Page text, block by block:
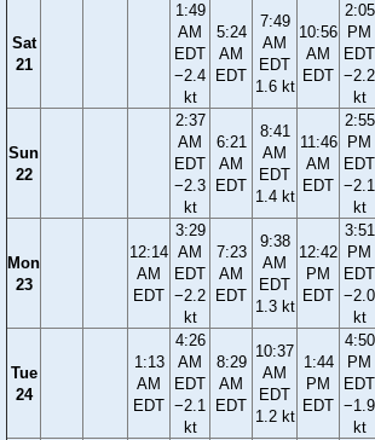
Sat
21
1:49
AM
EDT
−2.4
kt
5:24
AM
EDT
7:49
AM
EDT
1.6 kt
10:56
AM
EDT
2:05
PM
EDT
−2.2
kt
Sun
22
2:37
AM
EDT
−2.3
kt
6:21
AM
EDT
8:41
AM
EDT
1.4 kt
11:46
AM
EDT
2:55
PM
EDT
−2.1
kt
Mon
23
12:14
AM
EDT
3:29
AM
EDT
−2.2
kt
7:23
AM
EDT
9:38
AM
EDT
1.3 kt
12:42
PM
EDT
3:51
PM
EDT
−2.0
kt
Tue
24
1:13
AM
EDT
4:26
AM
EDT
−2.1
kt
8:29
AM
EDT
10:37
AM
EDT
1.2 kt
1:44
PM
EDT
4:50
PM
EDT
−1.9
kt